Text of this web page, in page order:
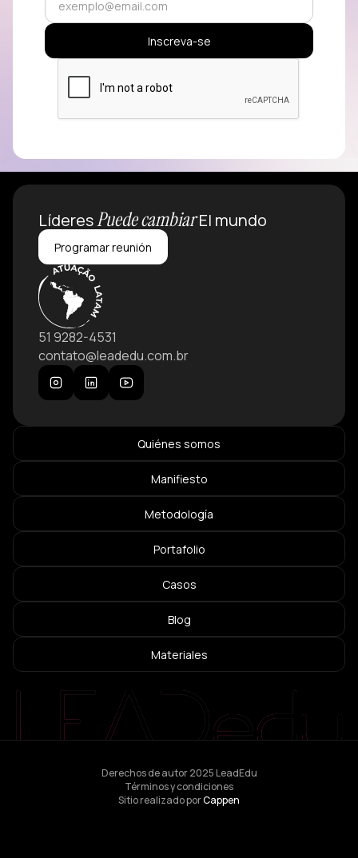
LíderesPuede cambiarEl mundo
Programar reunión
51 9282-4531
contato@leadedu.com.br
Quiénes somos
Manifiesto
Metodología
Portafolio
Casos
Blog
Materiales
Derechos de autor 2025 LeadEdu
Términos y condiciones
Sitio realizado porCappen